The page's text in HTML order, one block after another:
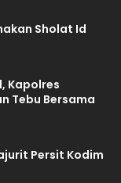
Sholat Id
Kapolres
Tebu Bersama
Persit Kodim